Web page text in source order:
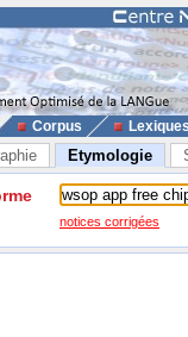
Corpus
Etymologie
notices corrigées